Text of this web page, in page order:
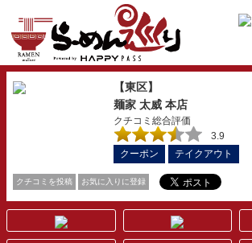
【東区】
麺家 太威 本店
クチコミ総合評価
3.9
クーポン
テイクアウト
クチコミを投稿 お気に入りに登録